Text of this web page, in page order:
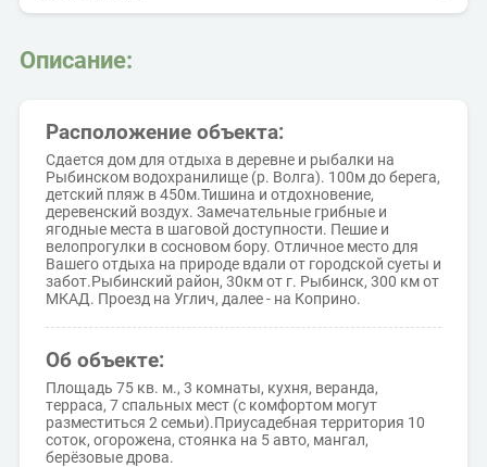
Описание:
Расположение объекта:
Сдается дом для отдыха в деревне и рыбалки на
Рыбинском водохранилище (р. Волга). 100м до берега,
детский пляж в 450м.Тишина и отдохновение,
деревенский воздух. Замечательные грибные и
ягодные места в шаговой доступности. Пешие и
велопрогулки в сосновом бору. Отличное место для
Вашего отдыха на природе вдали от городской суеты и
забот.Рыбинский район, 30км от г. Рыбинск, 300 км от
МКАД. Проезд на Углич, далее - на Коприно.
Об объекте:
Площадь 75 кв. м., 3 комнаты, кухня, веранда,
терраса, 7 спальных мест (с комфортом могут
разместиться 2 семьи).Приусадебная территория 10
соток, огорожена, стоянка на 5 авто, мангал,
берёзовые дрова.